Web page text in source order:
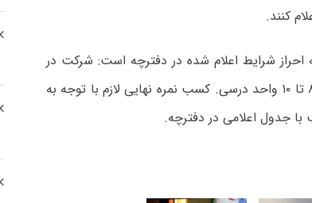
شرایط اعلام شده در دفترچه است: شرکت در
آزمون های پایان نیمسال دانش پذیری مشتمل بر ۸ تا ۱۰ واحد درسی. کسب نمره نهایی لازم با توجه به
جدول اعلامی در دفترچه.